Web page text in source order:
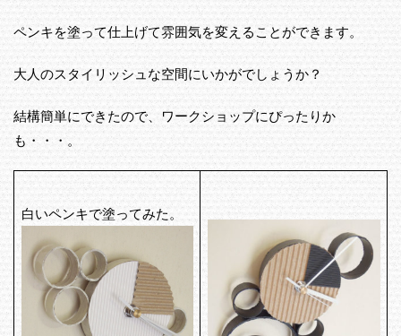
ペンキを塗って仕上げて雰囲気を変えることができます。
大人のスタイリッシュな空間にいかがでしょうか？
結構簡単にできたので、ワークショップにぴったりか
も・・・。
白いペンキで塗ってみた。